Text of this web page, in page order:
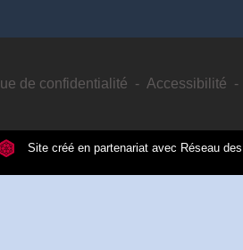
de confidentialité - Accessibilité -
Site créé en partenariat avec Réseau